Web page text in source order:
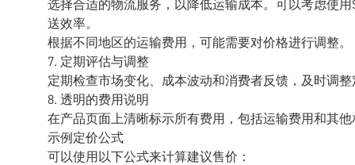
选择合适的物流服务，以降低运输成本。可以考虑使
送效率。
根据不同地区的运输费用，可能需要对价格进行调整。
7. 定期评估与调整
定期检查市场变化、成本波动和消费者反馈，及时调
8. 透明的费用说明
在产品页面上清晰标示所有费用，包括运输费用和其
示例定价公式
可以使用以下公式来计算建议售价：